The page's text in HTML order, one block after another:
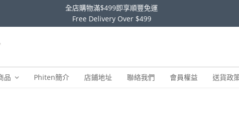
全店購物滿$499即享順豐免運
Free Delivery Over $499
品 Phiten簡介 店鋪地址 聯絡我們 會員權益 送貨政